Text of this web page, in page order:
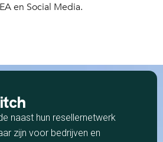
en Social Media.
naast hun resellernetwerk
zijn voor bedrijven en